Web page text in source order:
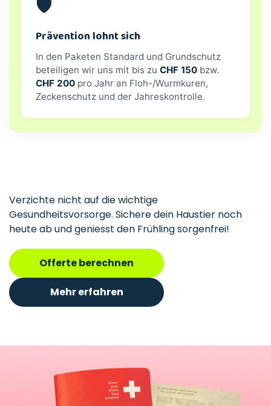
🛡️
Prävention lohnt sich
In den Paketen Standard und Grundschutz
beteiligen wir uns mit bis zu CHF 150 bzw.
CHF 200 pro Jahr an Floh-/Wurmkuren,
Zeckenschutz und der Jahreskontrolle.
Verzichte nicht auf die wichtige
Gesundheitsvorsorge. Sichere dein Haustier noch
heute ab und geniesst den Frühling sorgenfrei!
Offerte berechnen
Mehr erfahren